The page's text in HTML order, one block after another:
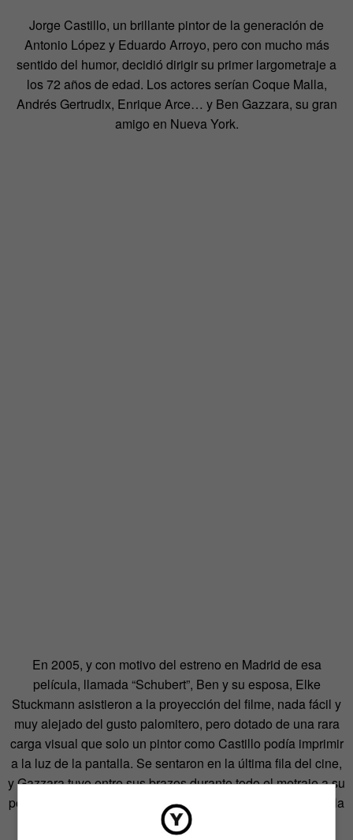
Jorge Castillo, un brillante pintor de la generación de
Antonio López y Eduardo Arroyo, pero con mucho más
sentido del humor, decidió dirigir su primer largometraje a
los 72 años de edad. Los actores serían Coque Malla,
Andrés Gertrudix, Enrique Arce… y Ben Gazzara, su gran
amigo en Nueva York.
En 2005, y con motivo del estreno en Madrid de esa
película, llamada “Schubert”, Ben y su esposa, Elke
Stuckmann asistieron a la proyección del filme, nada fácil y
muy alejado del gusto palomitero, pero dotado de una rara
carga visual que solo un pintor como Castillo podía imprimir
a la luz de la pantalla. Se sentaron en la última fila del cine,
y Gazzara tuvo entre sus brazos durante todo el metraje a su
pequeño perrito, que no se perdió ni un solo fotograma de la
película.